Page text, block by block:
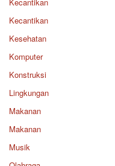
Kecantikan
Kesehatan
Komputer
Konstruksi
Lingkungan
Makanan
Makanan
Musik